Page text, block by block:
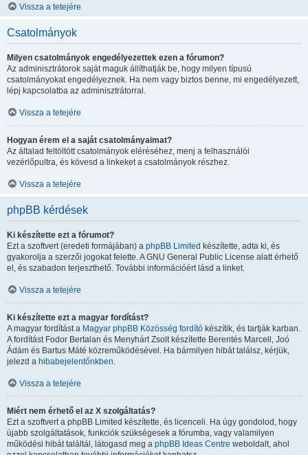
Vissza a tetejére
Csatolmányok
Milyen csatolmányok engedélyezettek ezen a fórumon?
Az adminisztrátorok saját maguk állíthatják be, hogy milyen típusú
csatolmányokat engedélyeznek. Ha nem vagy biztos benne, mi engedélyezett,
lépj kapcsolatba az adminisztrátorral.
Vissza a tetejére
Hogyan érem el a saját csatolmányaimat?
Az általad feltöltött csatolmányok eléréséhez, menj a felhasználói
vezérlőpultra, és kövesd a linkeket a csatolmányok részhez.
Vissza a tetejére
phpBB kérdések
Ki készítette ezt a fórumot?
Ezt a szoftvert (eredeti formájában) a phpBB Limited készítette, adta ki, és
gyakorolja a szerzői jogokat felette. A GNU General Public License alatt érhető
el, és szabadon terjeszthető. További információért lásd a linket.
Vissza a tetejére
Ki készítette ezt a magyar fordítást?
A magyar fordítást a Magyar phpBB Közösség fordító készítik, és tartják karban.
A fordítást Fodor Bertalan és Menyhárt Zsolt készítette Berentés Marcell, Joó
Ádám és Bartus Máté közreműködésével. Ha bármilyen hibát találsz, kérjük,
jelezd a hibabejelentőnkben.
Vissza a tetejére
Miért nem érhető el az X szolgáltatás?
Ezt a szoftvert a phpBB Limited készítette, és licenceli. Ha úgy gondolod, hogy
újabb szolgáltatások, funkciók szükségesek a fórumba, vagy valamilyen
működési hibát találtál, látogasd meg a phpBB Ideas Centre weboldalt, ahol